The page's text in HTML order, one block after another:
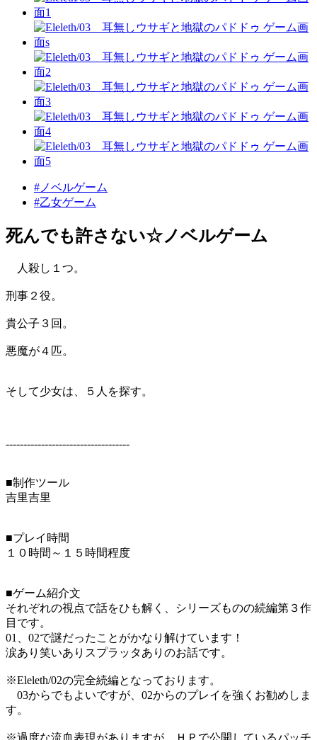
#ノベルゲーム
#乙女ゲーム
死んでも許さない☆ノベルゲーム
人殺し１つ。
刑事２役。
貴公子３回。
悪魔が４匹。
そして少女は、５人を探す。
-----------------------------------
■制作ツール
吉里吉里
■プレイ時間
１０時間～１５時間程度
■ゲーム紹介文
それぞれの視点で話をひも解く、シリーズものの続編第３作
目です。
01、02で謎だったことがかなり解けています！
涙あり笑いありスプラッタありのお話です。
※Eleleth/02の完全続編となっております。
03からでもよいですが、02からのプレイを強くお勧めしま
す。
※過度な流血表現がありますが、ＨＰで公開しているパッチ